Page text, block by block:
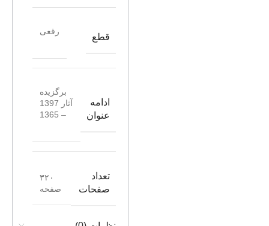
قطع
رقعی
ادامه
عنوان
برگزیده
آثار 1397
– 1365
تعداد
صفحات
۳۲۰
صفحه